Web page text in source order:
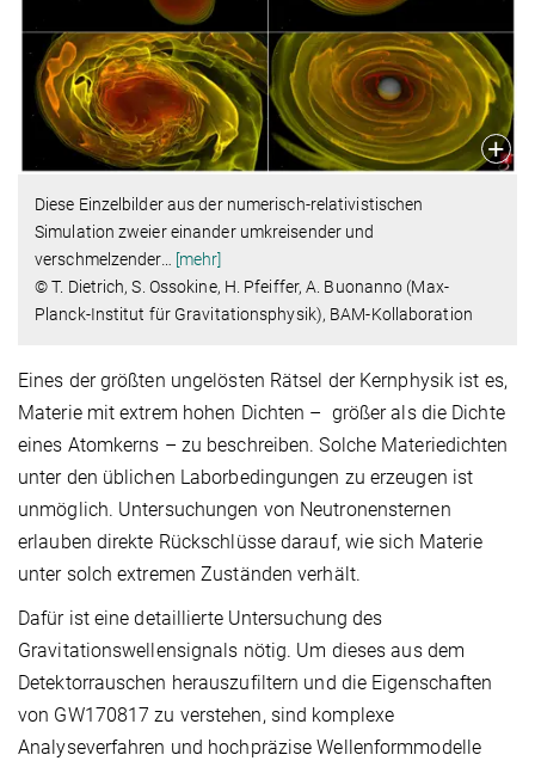
Diese Einzelbilder aus der numerisch-relativistischen
Simulation zweier einander umkreisender und
verschmelzender…
[mehr]
© T. Dietrich, S. Ossokine, H. Pfeiffer, A. Buonanno (Max-
Planck-Institut für Gravitationsphysik), BAM-Kollaboration
Eines der größten ungelösten Rätsel der Kernphysik ist es,
Materie mit extrem hohen Dichten – größer als die Dichte
eines Atomkerns – zu beschreiben. Solche Materiedichten
unter den üblichen Laborbedingungen zu erzeugen ist
unmöglich. Untersuchungen von Neutronensternen
erlauben direkte Rückschlüsse darauf, wie sich Materie
unter solch extremen Zuständen verhält.
Dafür ist eine detaillierte Untersuchung des
Gravitationswellensignals nötig. Um dieses aus dem
Detektorrauschen herauszufiltern und die Eigenschaften
von GW170817 zu verstehen, sind komplexe
Analyseverfahren und hochpräzise Wellenformmodelle